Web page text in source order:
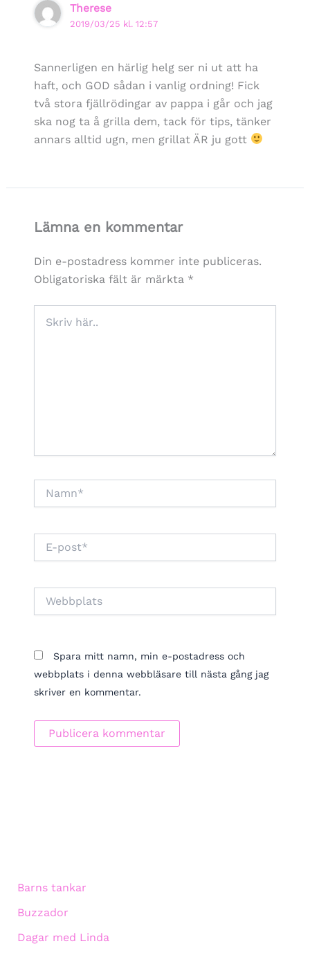
Therese
2019/03/25 kl. 12:57
Sannerligen en härlig helg ser ni ut att ha
haft, och GOD sådan i vanlig ordning! Fick
två stora fjällrödingar av pappa i går och jag
ska nog ta å grilla dem, tack för tips, tänker
annars alltid ugn, men grillat ÄR ju gott
Lämna en kommentar
Din e-postadress kommer inte publiceras.
Obligatoriska fält är märkta *
här..
post*
Spara mitt namn, min e-postadress och
webbplats i denna webbläsare till nästa gång jag
skriver en kommentar.
Barns tankar
Buzzador
Dagar med Linda